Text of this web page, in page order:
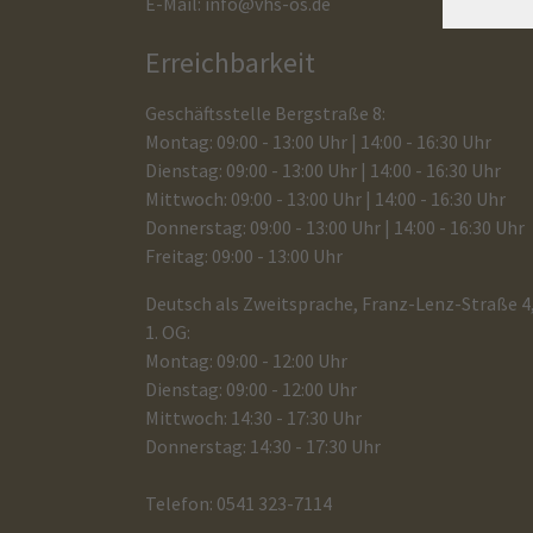
Erreichbarkeit
Geschäftsstelle Bergstraße 8:
Montag: 09:00 - 13:00 Uhr | 14:00 - 16:30 Uhr
Dienstag: 09:00 - 13:00 Uhr | 14:00 - 16:30 Uhr
Mittwoch: 09:00 - 13:00 Uhr | 14:00 - 16:30 Uhr
Donnerstag: 09:00 - 13:00 Uhr | 14:00 - 16:30 Uhr
Freitag: 09:00 - 13:00 Uhr
Deutsch als Zweitsprache, Franz-Lenz-Straße 4,
1. OG:
Montag: 09:00 - 12:00 Uhr
Dienstag: 09:00 - 12:00 Uhr
Mittwoch: 14:30 - 17:30 Uhr
Donnerstag: 14:30 - 17:30 Uhr
Telefon: 0541 323-7114